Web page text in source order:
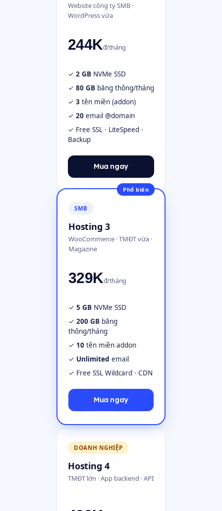
Website công ty SMB ·
WordPress vừa
244Kđ/tháng
✓ 2 GB NVMe SSD
✓ 80 GB băng thông/tháng
✓ 3 tên miền (addon)
✓ 20 email @domain
✓ Free SSL · LiteSpeed ·
Backup
Mua ngay
Phổ biến
SMB
Hosting 3
WooCommerce · TMĐT vừa ·
Magazine
329Kđ/tháng
✓ 5 GB NVMe SSD
✓ 200 GB băng
thông/tháng
✓ 10 tên miền addon
✓ Unlimited email
✓ Free SSL Wildcard · CDN
Mua ngay
DOANH NGHIỆP
Hosting 4
TMĐT lớn · App backend · API